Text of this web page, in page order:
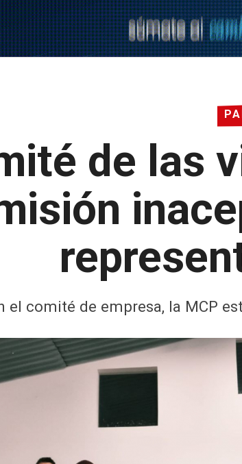
de las
el comité de empresa, la MCP